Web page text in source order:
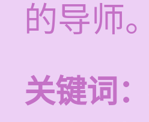
的导师。
关键词：